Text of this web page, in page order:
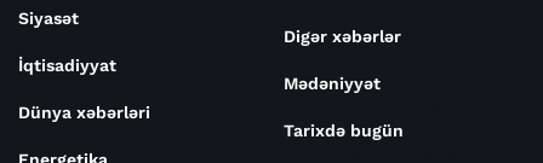
Siyasət
İqtisadiyyat
Dünya xəbərləri
Energetika
Digər xəbərlər
Mədəniyyət
Tarixdə bugün